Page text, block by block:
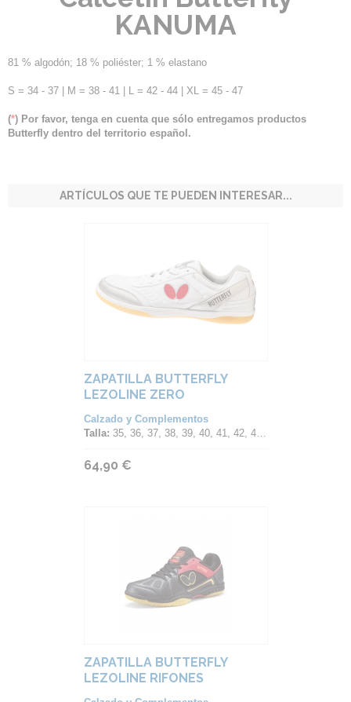
KANUMA
81 % algodón; 18 % poliéster; 1 % elastano
S = 34 - 37 | M = 38 - 41 | L = 42 - 44 | XL = 45 - 47
(*) Por favor, tenga en cuenta que sólo entregamos productos
Butterfly dentro del territorio español.
ARTÍCULOS QUE TE PUEDEN INTERESAR...
ZAPATILLA BUTTERFLY
LEZOLINE ZERO
Calzado y Complementos
Talla: 35, 36, 37, 38, 39, 40, 41, 42, 43, 44, 45, 46
64,90 €
ZAPATILLA BUTTERFLY
LEZOLINE RIFONES